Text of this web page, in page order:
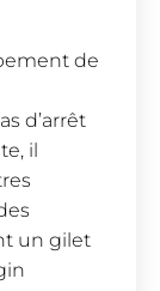
de
d’arrêt
il
un gilet